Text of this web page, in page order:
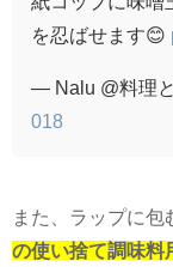
を忍ばせます😊
— Nalu @料理
018
また、ラップに包
の使い捨て調味料